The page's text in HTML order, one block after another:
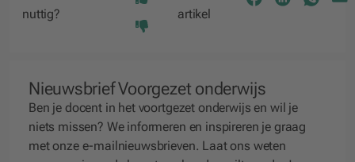
nuttig?
artikel
Nieuwsbrief Voorgezet onderwijs
Ben je docent in het voortgezet onderwijs en wil je
niets missen? We informeren en inspireren je graag
met onze e-mailnieuwsbrieven. Laat ons weten